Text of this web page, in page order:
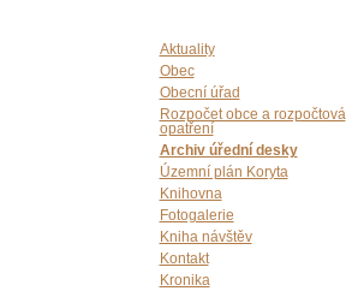
Aktuality
Obec
Obecní úřad
Rozpočet obce a rozpočtová
opatření
Archiv úřední desky
Územní plán Koryta
Knihovna
Fotogalerie
Kniha návštěv
Kontakt
Kronika